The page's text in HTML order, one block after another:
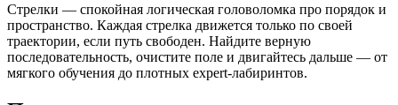
Стрелки — спокойная логическая головоломка про порядок и
пространство. Каждая стрелка движется только по своей
траектории, если путь свободен. Найдите верную
последовательность, очистите поле и двигайтесь дальше — от
мягкого обучения до плотных expert-лабиринтов.